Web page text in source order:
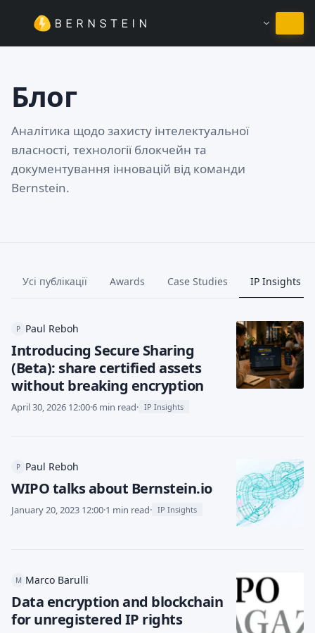
Залишитись на Українська
Блог
Аналітика щодо захисту інтелектуальної
власності, технології блокчейн та
документування інновацій від команди
Bernstein.
Усі публікації Awards Case Studies IP Insights
P Paul Reboh
Introducing Secure Sharing
(Beta): share certified assets
without breaking encryption
April 30, 2026 12:00·6 min read· IP Insights
P Paul Reboh
WIPO talks about Bernstein.io
January 20, 2023 12:00·1 min read· IP Insights
M Marco Barulli
Data encryption and blockchain
for unregistered IP rights